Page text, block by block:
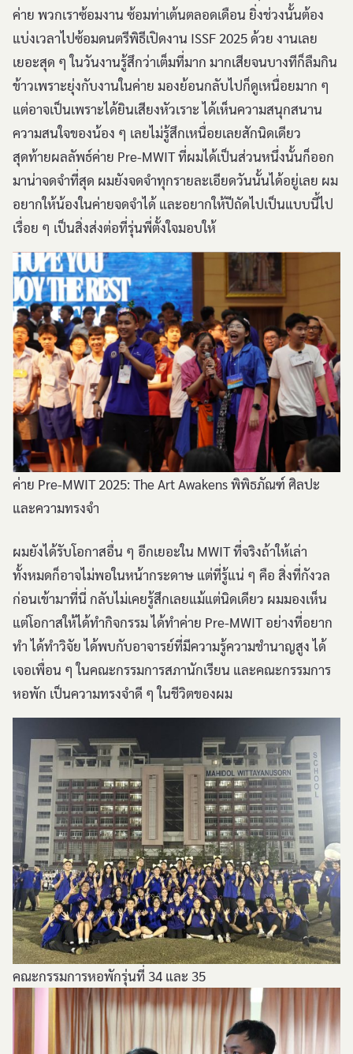
ค่าย พวกเราซ้อมงาน ซ้อมท่าเต้นตลอดเดือน ยิ่งช่วงนั้นต้อง
แบ่งเวลาไปซ้อมดนตรีพิธีเปิดงาน ISSF 2025 ด้วย งานเลย
เยอะสุด ๆ ในวันงานรู้สึกว่าเต็มที่มาก มากเสียจนบางทีก็ลืมกิน
ข้าวเพราะยุ่งกับงานในค่าย มองย้อนกลับไปก็ดูเหนื่อยมาก ๆ
แต่อาจเป็นเพราะได้ยินเสียงหัวเราะ ได้เห็นความสนุกสนาน
ความสนใจของน้อง ๆ เลยไม่รู้สึกเหนื่อยเลยสักนิดเดียว
สุดท้ายผลลัพธ์ค่าย Pre-MWIT ที่ผมได้เป็นส่วนหนึ่งนั้นก็ออก
มาน่าจดจำที่สุด ผมยังจดจำทุกรายละเอียดวันนั้นได้อยู่เลย ผม
อยากให้น้องในค่ายจดจำได้ และอยากให้ปีถัดไปเป็นแบบนี้ไป
เรื่อย ๆ เป็นสิ่งส่งต่อที่รุ่นพี่ตั้งใจมอบให้
ค่าย Pre-MWIT 2025: The Art Awakens พิพิธภัณฑ์ ศิลปะ
และความทรงจำ
ผมยังได้รับโอกาสอื่น ๆ อีกเยอะใน MWIT ที่จริงถ้าให้เล่า
ทั้งหมดก็อาจไม่พอในหน้ากระดาษ แต่ที่รู้แน่ ๆ คือ สิ่งที่กังวล
ก่อนเข้ามาที่นี่ กลับไม่เคยรู้สึกเลยแม้แต่นิดเดียว ผมมองเห็น
แต่โอกาสให้ได้ทำกิจกรรม ได้ทำค่าย Pre-MWIT อย่างที่อยาก
ทำ ได้ทำวิจัย ได้พบกับอาจารย์ที่มีความรู้ความชำนาญสูง ได้
เจอเพื่อน ๆ ในคณะกรรมการสภานักเรียน และคณะกรรมการ
หอพัก เป็นความทรงจำดี ๆ ในชีวิตของผม
คณะกรรมการหอพักรุ่นที่ 34 และ 35